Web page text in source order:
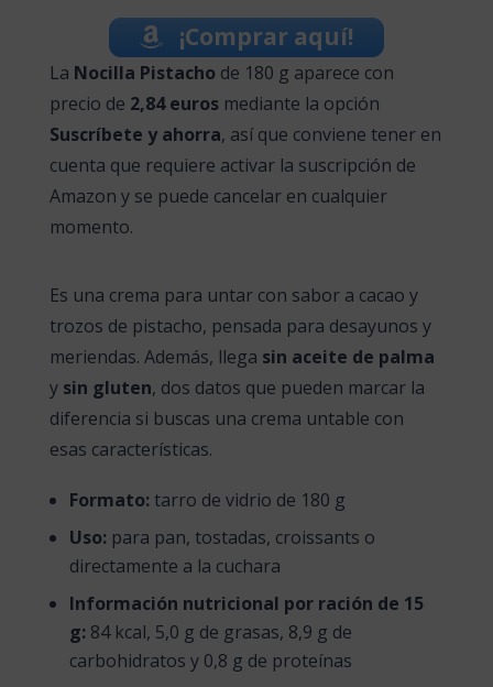
¡Comprar aquí!
La Nocilla Pistachode 180 g aparece con
precio de 2,84 eurosmediante la opción
Suscríbete y ahorra, así que conviene tener en
cuenta que requiere activar la suscripción de
Amazon y se puede cancelar en cualquier
momento.
Es una crema para untar con sabor a cacao y
trozos de pistacho, pensada para desayunos y
meriendas. Además, llega sin aceite de palma
y sin gluten, dos datos que pueden marcar la
diferencia si buscas una crema untable con
esas características.
Formato: tarro de vidrio de 180 g
Uso: para pan, tostadas, croissants o
directamente a la cuchara
Información nutricional por ración de 15
g: 84 kcal, 5,0 g de grasas, 8,9 g de
carbohidratos y 0,8 g de proteínas